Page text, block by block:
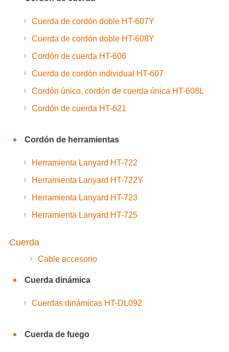
Cuerda de cordón doble HT-607Y
Cuerda de cordón doble HT-608Y
Cordón de cuerda HT-606
Cuerda de cordón individual HT-607
Cordón único, cordón de cuerda única HT-608L
Cordón de cuerda HT-621
Cordón de herramientas
Herramienta Lanyard HT-722
Herramienta Lanyard HT-722Y
Herramienta Lanyard HT-723
Herramienta Lanyard HT-725
Cuerda
Cable accesorio
Cuerda dinámica
Cuerdas dinámicas HT-DL092
Cuerda de fuego